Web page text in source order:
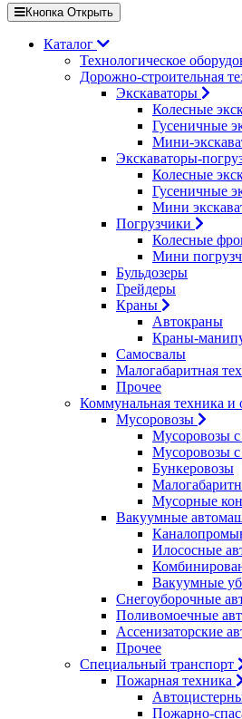
Кнопка Открыть
Каталог
Технологическое
Дорожно-строительная
Экскаваторы
Колесные
Гусеничные
Мини-
Экскаваторы-
Колесные
Гусеничные
Мини
Погрузчики
Колесные
Мини
Бульдозеры
Грейдеры
Краны
Автокраны
Краны-
Самосвалы
Малогабаритная
Прочее
Коммунальная техника и
Мусоровозы
Мусоровозы с
Мусоровозы с
Бункеровозы
Мусорные
Вакуумные
Илососные
Вакуумные
Снегоуборочные
Поливомоечные
Ассенизаторские
Прочее
Специальный транспорт
Пожарная техника
Пожарно-